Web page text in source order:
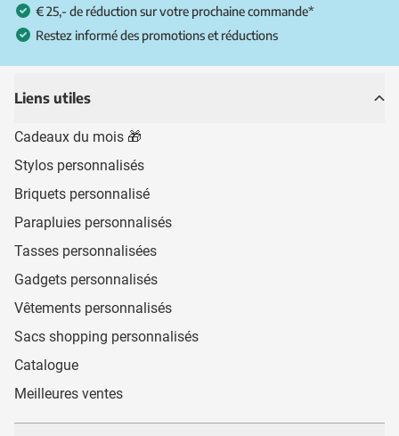
€ 25,- de réduction sur votre prochaine commande*
Restez informé des promotions et réductions
Liens utiles
Cadeaux du mois 🎁
Stylos personnalisés
Briquets personnalisé
Parapluies personnalisés
Tasses personnalisées
Gadgets personnalisés
Vêtements personnalisés
Sacs shopping personnalisés
Catalogue
Meilleures ventes